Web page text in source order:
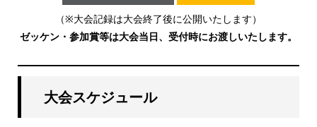
（※大会記録は大会終了後に公開いたします）
ゼッケン・参加賞等は大会当日、受付時にお渡しいたします。
大会スケジュール